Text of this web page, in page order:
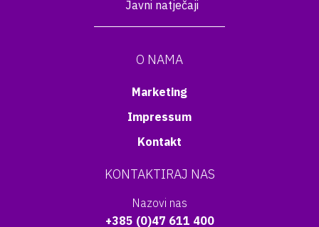
Javni natječaji
O NAMA
Marketing
Impressum
Kontakt
KONTAKTIRAJ NAS
Nazovi nas
+385 (0)47 611 400